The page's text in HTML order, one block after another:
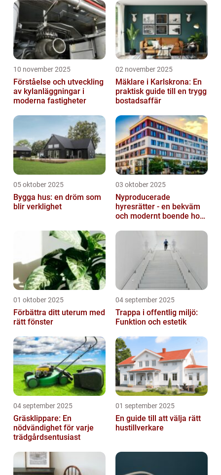
10 november 2025
Förståelse och utveckling
av kylanläggningar i
moderna fastigheter
02 november 2025
Mäklare i Karlskrona: En
praktisk guide till en trygg
bostadsaffär
05 oktober 2025
Bygga hus: en dröm som
blir verklighet
03 oktober 2025
Nyproducerade
hyresrätter - en bekväm
och modernt boende hos
nyproduktion
01 oktober 2025
Förbättra ditt uterum med
rätt fönster
04 september 2025
Trappa i offentlig miljö:
Funktion och estetik
04 september 2025
Gräsklippare: En
nödvändighet för varje
trädgårdsentusiast
01 september 2025
En guide till att välja rätt
hustillverkare